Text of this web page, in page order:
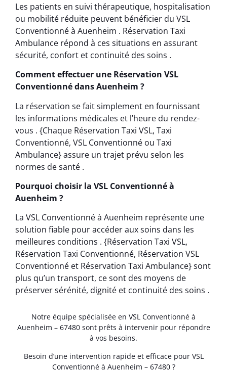
Les patients en suivi thérapeutique, hospitalisation
ou mobilité réduite peuvent bénéficier du VSL
Conventionné à Auenheim . Réservation Taxi
Ambulance répond à ces situations en assurant
sécurité, confort et continuité des soins .
Comment effectuer une Réservation VSL
Conventionné dans Auenheim ?
La réservation se fait simplement en fournissant
les informations médicales et l’heure du rendez-
vous . {Chaque Réservation Taxi VSL, Taxi
Conventionné, VSL Conventionné ou Taxi
Ambulance} assure un trajet prévu selon les
normes de santé .
Pourquoi choisir la VSL Conventionné à
Auenheim ?
La VSL Conventionné à Auenheim représente une
solution fiable pour accéder aux soins dans les
meilleures conditions . {Réservation Taxi VSL,
Réservation Taxi Conventionné, Réservation VSL
Conventionné et Réservation Taxi Ambulance} sont
plus qu’un transport, ce sont des moyens de
préserver sérénité, dignité et continuité des soins .
Notre équipe spécialisée en VSL Conventionné à
Auenheim – 67480 sont prêts à intervenir pour répondre
à vos besoins.
Besoin d’une intervention rapide et efficace pour VSL
Conventionné à Auenheim – 67480 ?